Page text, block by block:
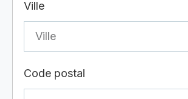
Ville
Code postal